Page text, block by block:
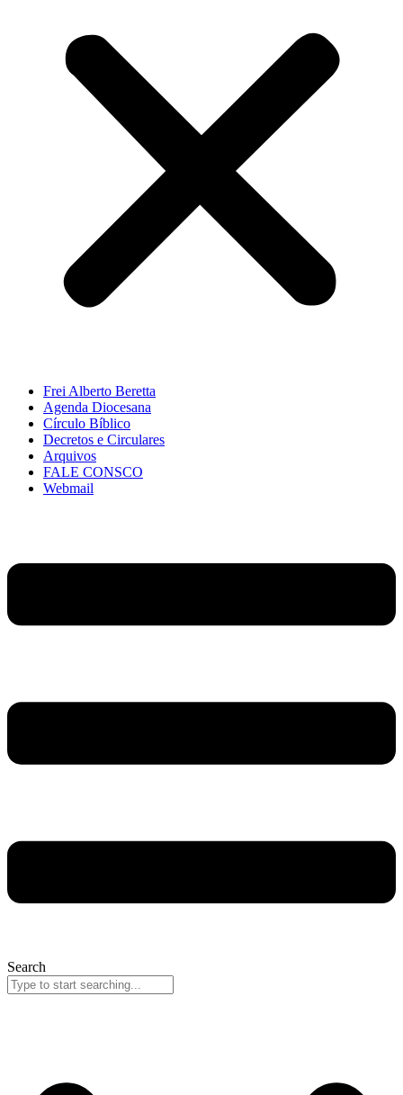
Frei Alberto Beretta
Agenda Diocesana
Círculo Bíblico
Decretos e Circulares
Arquivos
FALE CONSCO
Webmail
Search